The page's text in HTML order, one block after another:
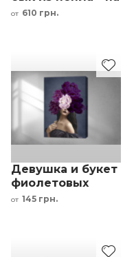
стену с деньгами
от 610 грн.
Девушка и букет
фиолетовых
цветов
от 145 грн.